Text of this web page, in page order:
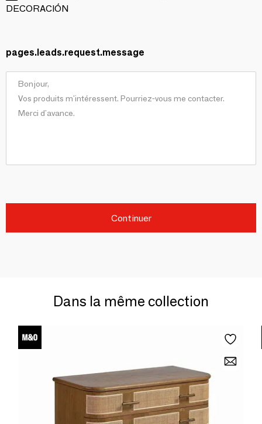
DECORACIÓN
pages.leads.request.message
Continuer
Dans la même collection